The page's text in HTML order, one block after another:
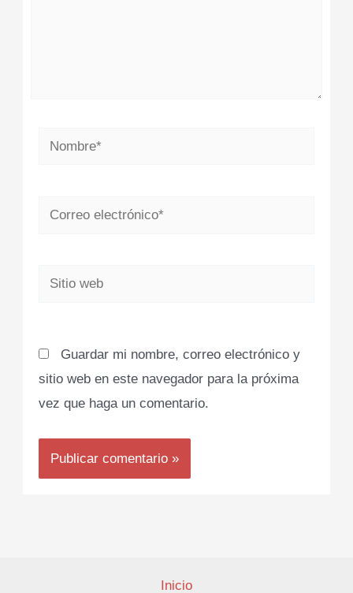
Nombre*
Correo
Sitio
Guardar mi nombre, correo electrónico y
sitio web en este navegador para la próxima
vez que haga un comentario.
Inicio